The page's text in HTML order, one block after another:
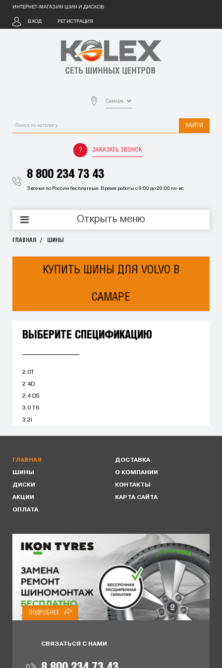
ИНТЕРНЕТ-МАГАЗИН ШИН И ДИСКОВ
ВХОД РЕГИСТРАЦИЯ
Самара
НАЙТИ
ЗАКАЗАТЬ ЗВОНОК
8 800 234 73 43
Звонки по России бесплатные. Время работы с 9:00 до 20:00 пн-вс
Открыть меню
ГЛАВНАЯ ШИНЫ
КУПИТЬ ШИНЫ ДЛЯ VOLVO В
САМАРЕ
ВЫБЕРИТЕ СПЕЦИФИКАЦИЮ
2.0T
2.4D
2.4 D5
3.0 T6
3.2i
ГЛАВНАЯ
ШИНЫ
ДИСКИ
АКЦИИ
ОПЛАТА
ДОСТАВКА
О КОМПАНИИ
КОНТАКТЫ
КАРТА САЙТА
ПОДРОБНЕЕ
СВЯЗАТЬСЯ С НАМИ